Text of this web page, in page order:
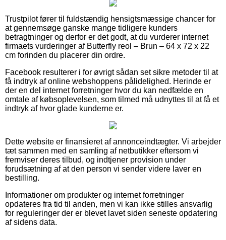
Trustpilot fører til fuldstændig hensigtsmæssige chancer for
at gennemsøge ganske mange tidligere kunders
betragtninger og derfor er det godt, at du vurderer internet
firmaets vurderinger af Butterfly reol – Brun – 64 x 72 x 22
cm forinden du placerer din ordre.
Facebook resulterer i for øvrigt sådan set sikre metoder til at
få indtryk af online webshoppens pålidelighed. Herinde er
der en del internet forretninger hvor du kan nedfælde en
omtale af købsoplevelsen, som tilmed må udnyttes til at få et
indtryk af hvor glade kunderne er.
Dette website er finansieret af annonceindtægter. Vi arbejder
tæt sammen med en samling af netbutikker eftersom vi
fremviser deres tilbud, og indtjener provision under
forudsætning af at den person vi sender videre laver en
bestilling.
Informationer om produkter og internet forretninger
opdateres fra tid til anden, men vi kan ikke stilles ansvarlig
for reguleringer der er blevet lavet siden seneste opdatering
af sidens data.